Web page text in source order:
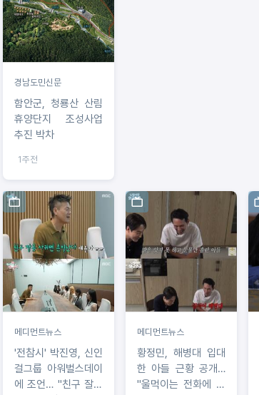
경남도민신문
함안군, 청룡산 산림
휴양단지 조성사업
추진 박차
1주전
메디먼트뉴스
'전참시' 박진영, 신인
걸그룹 아워벌스데이
에 조언… "친구 잘못
메디먼트뉴스
황정민, 해병대 입대
한 아들 근황 공개…
"울먹이는 전화에 인